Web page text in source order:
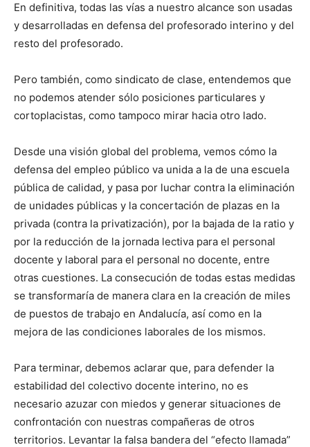
En definitiva, todas las vías a nuestro alcance son usadas
y desarrolladas en defensa del profesorado interino y del
resto del profesorado.
Pero también, como sindicato de clase, entendemos que
no podemos atender sólo posiciones particulares y
cortoplacistas, como tampoco mirar hacia otro lado.
Desde una visión global del problema, vemos cómo la
defensa del empleo público va unida a la de una escuela
pública de calidad, y pasa por luchar contra la eliminación
de unidades públicas y la concertación de plazas en la
privada (contra la privatización), por la bajada de la ratio y
por la reducción de la jornada lectiva para el personal
docente y laboral para el personal no docente, entre
otras cuestiones. La consecución de todas estas medidas
se transformaría de manera clara en la creación de miles
de puestos de trabajo en Andalucía, así como en la
mejora de las condiciones laborales de los mismos.
Para terminar, debemos aclarar que, para defender la
estabilidad del colectivo docente interino, no es
necesario azuzar con miedos y generar situaciones de
confrontación con nuestras compañeras de otros
territorios. Levantar la falsa bandera del “efecto llamada”